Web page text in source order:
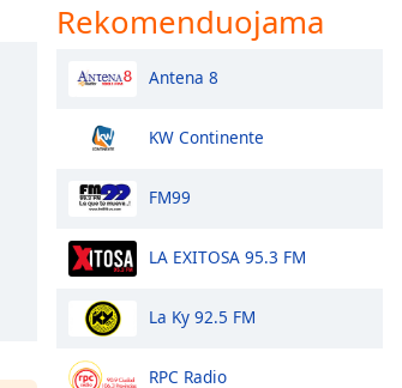
Rekomenduojama
Antena 8
KW Continente
FM99
LA EXITOSA 95.3 FM
La Ky 92.5 FM
RPC Radio